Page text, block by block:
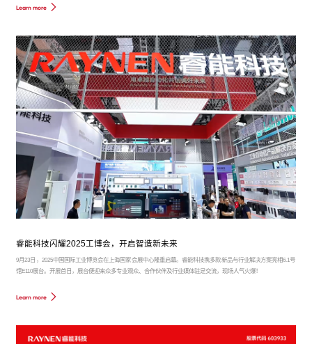
Learn more
睿能科技闪耀2025工博会，开启智造新未来
9月23日，2025中国国际工业博览会在上海国家会展中心隆重启幕。睿能科技携多款新品与行业解决方案亮相6.1号
馆E110展台。开展首日，展台便迎来众多专业观众、合作伙伴及行业媒体驻足交流，现场人气火爆！
Learn more